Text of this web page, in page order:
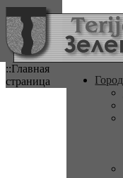
::Главная
страница
Город